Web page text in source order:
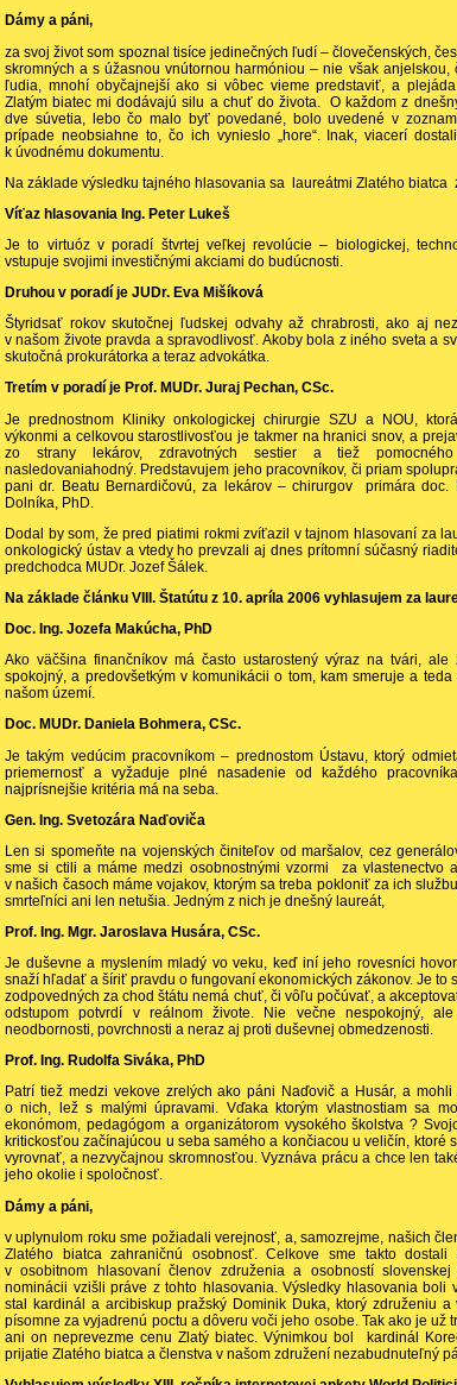
Dámy a páni,
za svoj život som spoznal tisíce jedinečných ľudí – človečenských,
skromných a s úžasnou vnútornou harmóniou – nie však
ľudia, mnohí obyčajnejší ako si vôbec vieme predstaviť, a
Zlatým biatec mi dodávajú silu a chuť do života. O každom z
dve súvetia, lebo čo malo byť povedané, bolo uvedené v
prípade neobsiahne to, čo ich vynieslo „hore“. Inak, viacerí
k úvodnému dokumentu.
Na základe výsledku tajného hlasovania sa laureátmi Zlatého biatca
Víťaz hlasovania Ing. Peter Lukeš
Je to virtuóz v poradí štvrtej veľkej revolúcie – biologickej,
vstupuje svojimi investičnými akciami do budúcnosti.
Druhou v poradí je JUDr. Eva Mišíková
Štyridsať rokov skutočnej ľudskej odvahy až chrabrosti, ako aj
v našom živote pravda a spravodlivosť. Akoby bola z iného sveta a
skutočná prokurátorka a teraz advokátka.
Tretím v poradí je Prof. MUDr. Juraj Pechan, CSc.
Je prednostnom Kliniky onkologickej chirurgie SZU a NOU,
výkonmi a celkovou starostlivosťou je takmer na hranici snov, a
zo strany lekárov, zdravotných sestier a tiež
nasledovaniahodný. Predstavujem jeho pracovníkov, či priam
pani dr. Beatu Bernardičovú, za lekárov – chirurgov primára doc.
Dolníka, PhD.
Dodal by som, že pred piatimi rokmi zvíťazil v tajnom hlasovaní za
onkologický ústav a vtedy ho prevzali aj dnes prítomní súčasný
predchodca MUDr. Jozef Šálek.
Na základe článku VIII. Štatútu z 10. apríla 2006 vyhlasujem za
Doc. Ing. Jozefa Makúcha, PhD
Ako väčšina finančníkov má často ustarostený výraz na tvári,
spokojný, a predovšetkým v komunikácii o tom, kam smeruje a
našom území.
Doc. MUDr. Daniela Bohmera, CSc.
Je takým vedúcim pracovníkom – prednostom Ústavu, ktorý
priemernosť a vyžaduje plné nasadenie od každého
najprísnejšie kritéria má na seba.
Gen. Ing. Svetozára Naďoviča
Len si spomeňte na vojenských činiteľov od maršalov, cez
sme si ctili a máme medzi osobnostnými vzormi za vlastenectvo
v našich časoch máme vojakov, ktorým sa treba pokloniť za ich
smrteľníci ani len netušia. Jedným z nich je dnešný laureát,
Prof. Ing. Mgr. Jaroslava Husára, CSc.
Je duševne a myslením mladý vo veku, keď iní jeho rovesníci
snaží hľadať a šíriť pravdu o fungovaní ekonomických zákonov. Je to
zodpovedných za chod štátu nemá chuť, či vôľu počúvať, a
odstupom potvrdí v reálnom živote. Nie večne nespokojný,
neodbornosti, povrchnosti a neraz aj proti duševnej obmedzenosti.
Prof. Ing. Rudolfa Siváka, PhD
Patrí tiež medzi vekove zrelých ako páni Naďovič a Husár, a
o nich, lež s malými úpravami. Vďaka ktorým vlastnostiam sa
ekonómom, pedagógom a organizátorom vysokého školstva ?
kritickosťou začínajúcou u seba samého a končiacou u veličín, ktoré
vyrovnať, a nezvyčajnou skromnosťou. Vyznáva prácu a chce len
jeho okolie i spoločnosť.
Dámy a páni,
v uplynulom roku sme požiadali verejnosť, a, samozrejme, našich
Zlatého biatca zahraničnú osobnosť. Celkove sme takto
v osobitnom hlasovaní členov združenia a osobností
nominácii vzišli práve z tohto hlasovania. Výsledky hlasovania boli
stal kardinál a arcibiskup pražský Dominik Duka, ktorý združeniu a
písomne za vyjadrenú poctu a dôveru voči jeho osobe. Tak ako je už
ani on neprevezme cenu Zlatý biatec. Výnimkou bol kardinál
prijatie Zlatého biatca a členstva v našom združení nezabudnuteľný